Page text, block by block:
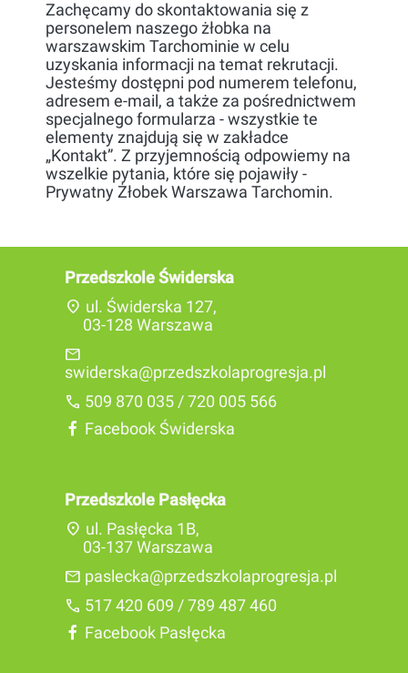
Zachęcamy do skontaktowania się z
personelem naszego żłobka na
warszawskim Tarchominie w celu
uzyskania informacji na temat rekrutacji.
Jesteśmy dostępni pod numerem telefonu,
adresem e-mail, a także za pośrednictwem
specjalnego formularza - wszystkie te
elementy znajdują się w zakładce
„Kontakt”. Z przyjemnością odpowiemy na
wszelkie pytania, które się pojawiły -
Prywatny Żłobek Warszawa Tarchomin.
Przedszkole Świderska
location_on ul. Świderska 127,
03-128 Warszawa
mail
swiderska@przedszkolaprogresja.pl
call 509 870 035 / 720 005 566
Facebook Świderska
Przedszkole Pasłęcka
location_on ul. Pasłęcka 1B,
03-137 Warszawa
mail paslecka@przedszkolaprogresja.pl
call 517 420 609 / 789 487 460
Facebook Pasłęcka